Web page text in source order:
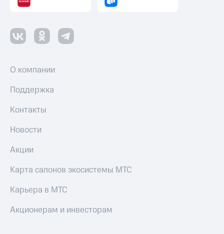
О компании
Поддержка
Контакты
Новости
Акции
Карта салонов экосистемы МТС
Карьера в МТС
Акционерам и инвесторам